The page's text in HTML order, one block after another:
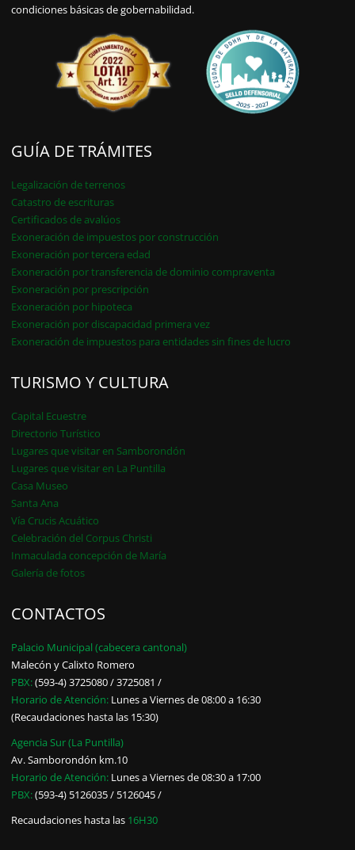
condiciones básicas de gobernabilidad.
GUÍA DE TRÁMITES
Legalización de terrenos
Catastro de escrituras
Certificados de avalúos
Exoneración de impuestos por construcción
Exoneración por tercera edad
Exoneración por transferencia de dominio compraventa
Exoneración por prescripción
Exoneración por hipoteca
Exoneración por discapacidad primera vez
Exoneración de impuestos para entidades sin fines de lucro
TURISMO Y CULTURA
Capital Ecuestre
Directorio Turístico
Lugares que visitar en Samborondón
Lugares que visitar en La Puntilla
Casa Museo
Santa Ana
Vía Crucis Acuático
Celebración del Corpus Christi
Inmaculada concepción de María
Galería de fotos
CONTACTOS
Palacio Municipal (cabecera cantonal)
Malecón y Calixto Romero
PBX:(593-4) 3725080 / 3725081 /
Horario de Atención: Lunes a Viernes de 08:00 a 16:30
(Recaudaciones hasta las 15:30)
Agencia Sur (La Puntilla)
Av. Samborondón km.10
Horario de Atención: Lunes a Viernes de 08:30 a 17:00
PBX:(593-4) 5126035 / 5126045 /
Recaudaciones hasta las 16H30